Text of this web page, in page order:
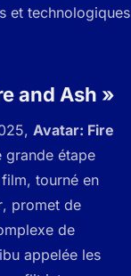
et technologiques
and Ash »
Avatar: Fire
grande étape
film, tourné en
, promet de
de
appelée les